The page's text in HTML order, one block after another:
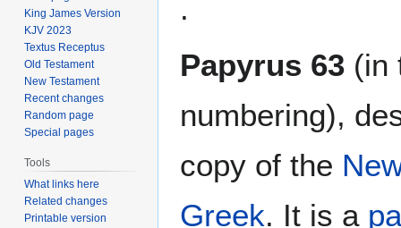
toto.
Papyrus 63 (in
numbering),
copy of the
Greek. It is a
King James Version
KJV 2023
Textus Receptus
Old Testament
New Testament
Recent changes
Random page
Special pages
Tools
What links here
Related changes
Printable version